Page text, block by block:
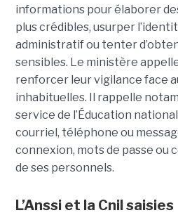
informations pour élaborer
plus crédibles, usurper
administratif ou tenter
sensibles. Le ministère
renforcer leur vigilance face
inhabituelles. Il rappelle
service de l’Éducation
courriel, téléphone ou
connexion, mots de passe ou
de ses personnels.
L’Anssi et la Cnil saisies